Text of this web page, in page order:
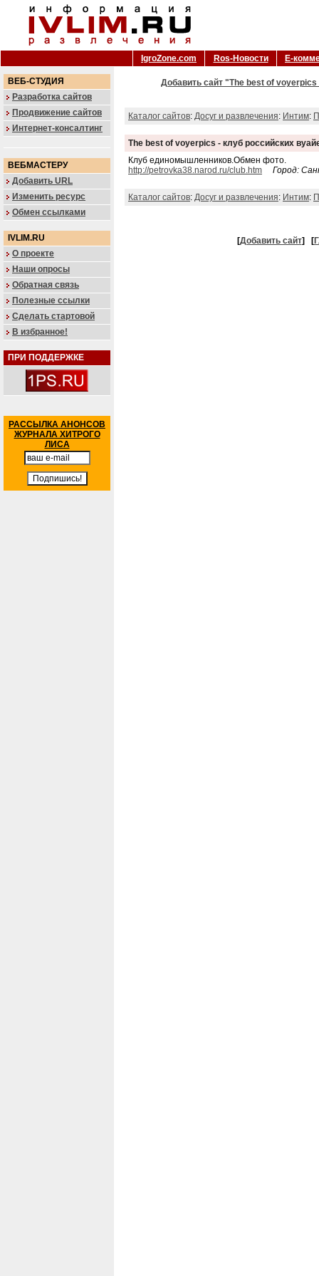
IgroZone.com Ros-Новости Е-
ВЕБ-СТУДИЯ
Разработка сайтов
Продвижение сайтов
Интернет-консалтинг
ВЕБМАСТЕРУ
Добавить URL
Изменить ресурс
Обмен ссылками
IVLIM.RU
О проекте
Наши опросы
Обратная связь
Полезные ссылки
Сделать стартовой
В избранное!
ПРИ ПОДДЕРЖКЕ
РАССЫЛКА АНОНСОВ
ЖУРНАЛА ХИТРОГО
ЛИСА
Добавить сайт "The best of voyerpics
Каталог сайтов: Досуг и развлечения: Интим:
The best of voyerpics - клуб российских
Клуб единомышленников.Обмен фото.
http://petrovka38.narod.ru/club.htm
Город:
Каталог сайтов: Досуг и развлечения: Интим:
[Добавить сайт] [